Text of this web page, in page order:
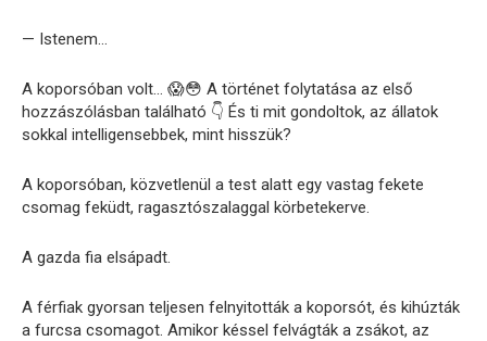
— Istenem…
A koporsóban volt… 😱😳 A történet folytatása az első
hozzászólásban található 👇 És ti mit gondoltok, az állatok
sokkal intelligensebbek, mint hisszük?
A koporsóban, közvetlenül a test alatt egy vastag fekete
csomag feküdt, ragasztószalaggal körbetekerve.
A gazda fia elsápadt.
A férfiak gyorsan teljesen felnyitották a koporsót, és kihúzták
a furcsa csomagot. Amikor késsel felvágták a zsákot, az